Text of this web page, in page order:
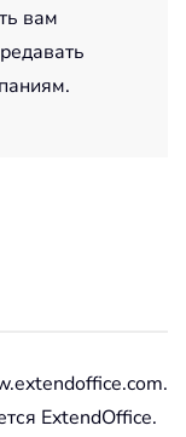
вам
ExtendOffice.